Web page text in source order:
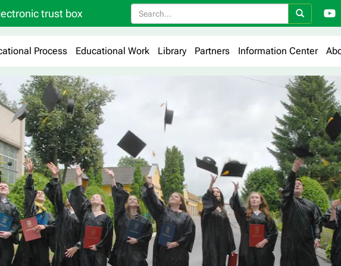
trust box
Process Educational Work Library Partners Information Center